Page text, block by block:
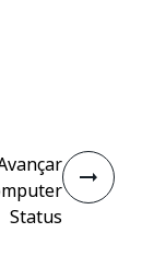
Status